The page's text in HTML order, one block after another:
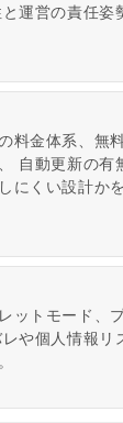
運営の責任姿
料金体系、無
自動更新の有
にくい設計か
ットモード、
や個人情報リ